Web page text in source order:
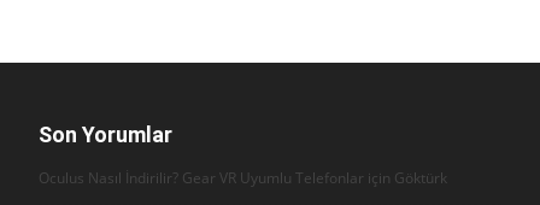
Son Yorumlar
Oculus Nasıl İndirilir? Gear VR Uyumlu Telefonlar için Göktürk